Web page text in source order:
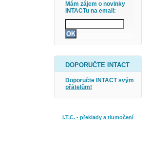
Mám zájem o novinky
INTACTu na email:
DOPORUČTE INTACT
Doporučte INTACT svým
přátelům!
I.T.C. - překlady a tlumočení